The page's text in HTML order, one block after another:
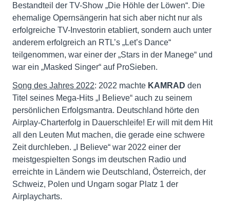
Bestandteil der TV-Show „Die Höhle der Löwen“. Die
ehemalige Opernsängerin hat sich aber nicht nur als
erfolgreiche TV-Investorin etabliert, sondern auch unter
anderem erfolgreich an RTL’s „Let’s Dance“
teilgenommen, war einer der „Stars in der Manege“ und
war ein „Masked Singer“ auf ProSieben.
Song des Jahres 2022: 2022 machte KAMRAD den
Titel seines Mega-Hits „I Believe“ auch zu seinem
persönlichen Erfolgsmantra. Deutschland hörte den
Airplay-Charterfolg in Dauerschleife! Er will mit dem Hit
all den Leuten Mut machen, die gerade eine schwere
Zeit durchleben. „I Believe“ war 2022 einer der
meistgespielten Songs im deutschen Radio und
erreichte in Ländern wie Deutschland, Österreich, der
Schweiz, Polen und Ungarn sogar Platz 1 der
Airplaycharts.